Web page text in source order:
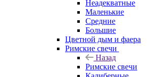
Неадекватные
Маленькие
Средние
Большие
Цветной дым и фаера
Римские свечи
Назад
Римские свечи